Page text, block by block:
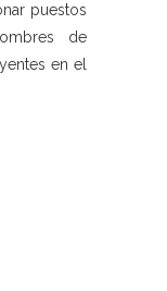
puestos
de
en el